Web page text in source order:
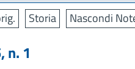
Storia Nascondi
n. 1